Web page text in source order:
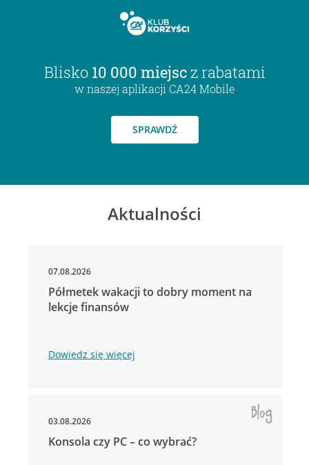
Blisko 10 000 miejsc z rabatami
w naszej aplikacji CA24 Mobile
SPRAWDŹ
Aktualności
07.08.2026
Półmetek wakacji to dobry moment na
lekcje finansów
Dowiedz się więcej
03.08.2026
Konsola czy PC – co wybrać?